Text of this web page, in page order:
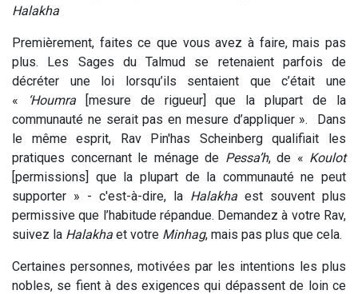
Halakha
Premièrement, faites ce que vous avez à faire, mais pas
plus. Les Sages du Talmud se retenaient parfois de
décréter une loi lorsqu’ils sentaient que c’était une
«
‘Houmra[mesure de rigueur] que la plupart de la
communauté ne serait pas en mesure d’appliquer ». Dans
le même esprit, Rav Pin'has Scheinberg qualifiait les
pratiques concernant le ménage de Pessa’h, de « Koulot
[permissions] que la plupart de la communauté ne peut
supporter » - c'est-à-dire, la Halakha est souvent plus
permissive que l’habitude répandue. Demandez à votre Rav,
suivez la Halakha et votre Minhag, mais pas plus que cela.
Certaines personnes, motivées par les intentions les plus
nobles, se fient à des exigences qui dépassent de loin ce